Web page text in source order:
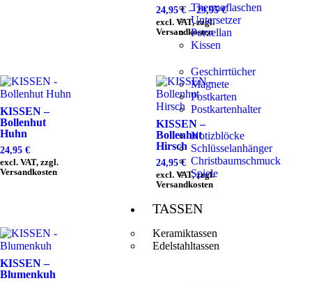
Thermoflaschen
Untersetzer
Porzellan
Kissen
Geschirrtücher
Magnete
Postkarten
Postkartenhalter
Notizblöcke
Schlüsselanhänger
Christbaumschmuck
Spiele
TASSEN
Keramiktassen
Edelstahltassen
24,95€ –29,95€
excl. VAT, zzgl.
Versandkosten
KISSEN –
Bollenhut
Huhn
24,95 €
excl. VAT, zzgl.
Versandkosten
KISSEN –
Bollenhut
Hirsch
24,95€
excl. VAT, zzgl.
Versandkosten
KISSEN –
Blumenkuh